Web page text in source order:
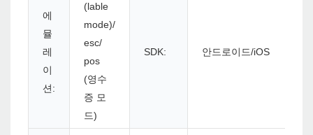
에
뮬
레
이
션:
(lable
mode)/
esc/
pos
(영수
증 모
드)
SDK: 안드로이드/iOS